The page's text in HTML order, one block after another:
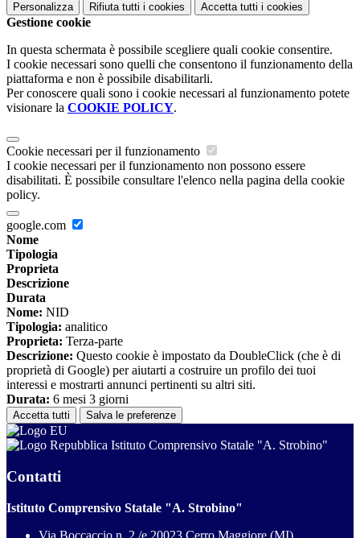
Personalizza Rifiuta tutti i cookies Accetta tutti i cookies
Gestione cookie
In questa schermata è possibile scegliere quali cookie consentire.
I cookie necessari sono quelli che consentono il funzionamento della
piattaforma e non è possibile disabilitarli.
Per conoscere quali sono i cookie necessari al funzionamento potete
visionare la COOKIE POLICY.
Cookie necessari per il funzionamento
I cookie necessari per il funzionamento non possono essere
disabilitati. È possibile consultare l'elenco nella pagina della cookie
policy.
google.com
Nome
Tipologia
Proprieta
Descrizione
Durata
Nome: NID
Tipologia: analitico
Proprieta: Terza-parte
Descrizione: Questo cookie è impostato da DoubleClick (che è di
proprietà di Google) per aiutarti a costruire un profilo dei tuoi
interessi e mostrarti annunci pertinenti su altri siti.
Durata: 6 mesi 3 giorni
Accetta tutti Salva le preferenze
Istituto Comprensivo Statale "A. Strobino"
Contatti
Istituto Comprensivo Statale "A. Strobino"
Via Boccaccio n. 2 /e 20023 Cerro Maggiore (MI)